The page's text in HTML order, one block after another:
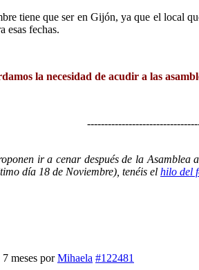
tiene que ser en Gijón, ya que el local
esas fechas.
la necesidad de acudir a las
ir a cenar después de la
día 18 de Noviembre), tenéis el hilo del
meses porMihaela #122481